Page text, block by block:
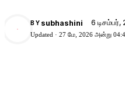
BY subhashini 6
Updated · 27 மே, 2026 அன்று